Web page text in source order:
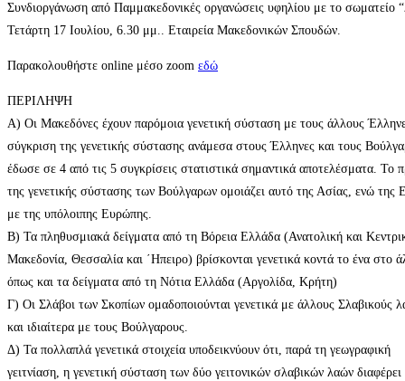
Συνδιοργάνωση από Παμμακεδονικές οργανώσεις υφηλίου με το
Τετάρτη 17 Ιουλίου, 6.30 μμ.. Εταιρεία Μακεδονικών Σπουδών.
Παρακολουθήστε online μέσο zoom εδώ
ΠΕΡΙΛΗΨΗ
Α) Οι Μακεδόνες έχουν παρόμοια γενετική σύσταση με τους άλλους
σύγκριση της γενετικής σύστασης ανάμεσα στους Έλληνες και τους
έδωσε σε 4 από τις 5 συγκρίσεις στατιστικά σημαντικά αποτελέσματα. Το
της γενετικής σύστασης των Βούλγαρων ομοιάζει αυτό της Ασίας, ενώ της
με της υπόλοιπης Ευρώπης.
Β) Τα πληθυσμιακά δείγματα από τη Βόρεια Ελλάδα (Ανατολική και
Μακεδονία, Θεσσαλία και ΄Ηπειρο) βρίσκονται γενετικά κοντά το ένα στο
όπως και τα δείγματα από τη Νότια Ελλάδα (Αργολίδα, Κρήτη)
Γ) Οι Σλάβοι των Σκοπίων ομαδοποιούνται γενετικά με άλλους Σλαβικούς
και ιδιαίτερα με τους Βούλγαρους.
Δ) Τα πολλαπλά γενετικά στοιχεία υποδεικνύουν ότι, παρά τη γεωγραφική
γειτνίαση, η γενετική σύσταση των δύο γειτονικών σλαβικών λαών